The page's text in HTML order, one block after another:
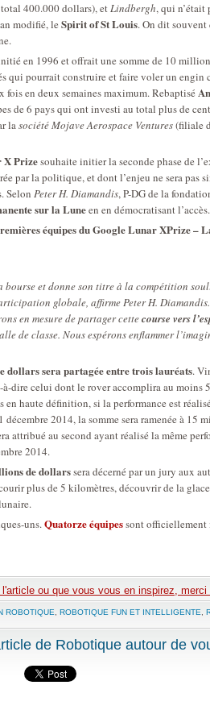
400.000 dollars), etLindbergh, qui n’était
modifié, le Spirit of St Louis. On dit souvent
en 1996 et offrait une somme de 10
qui pourrait construire et faire voler un engin
fois en deux semaines maximum. Rebaptisé
de 6 pays qui ont investi au total plus de
lasociété Mojave Aerospace Ventures(filiale
X Prizesouhaite initier la seconde phase de
par la politique, et dont l’enjeu ne sera pas
Selon Peter H. Diamandis, P-DG de la
sur la Luneen en démocratisant l’accès.
équipes du Google Lunar XPrize –
bourse et donne son titre à la compétition
globale, affirme Peter H.
en mesure de partager cettecourse vers
de classe. Nous espérons enflammer
dollars sera partagée entre trois lauréats.
dire celui dont le rover accomplira au moins
en haute définition, si la performance est
décembre 2014, la somme sera ramenée à 15
attribué au second ayant réalisé la même
2014.
de dollarssera décerné par un jury aux
plus de 5 kilomètres, découvrir de la
uns.Quatorze équipessont
ou que vous vous en inspirez,
ROBOTIQUE ROBOTIQUE FUN ET INTELLIGENTE
de Robotique autour de